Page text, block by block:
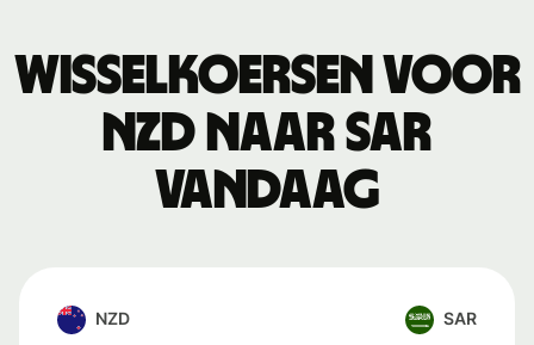
Wisselkoersen voor
NZD naar SAR
vandaag
NZD SAR